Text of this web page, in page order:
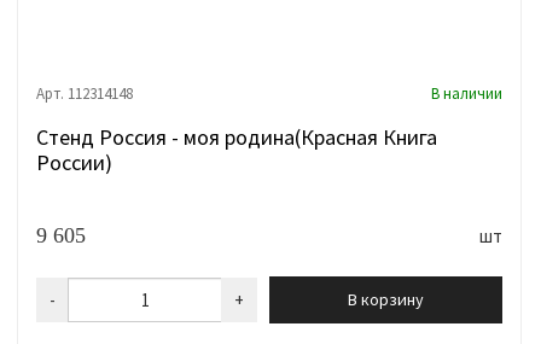
Арт. 112314148 В наличии
Стенд Россия - моя родина(Красная Книга
России)
9 605 шт
- + В корзину